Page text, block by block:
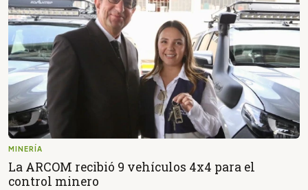
MINERÍA
La ARCOM recibió 9 vehículos 4x4 para el
control minero